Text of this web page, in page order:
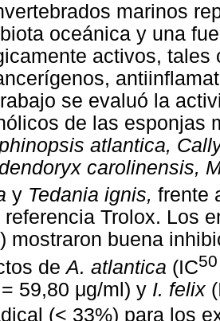
marinos
oceánica y una
activos, tales
se evaluó la
de las esponjas
atlantica,
carolinensis,
y Tedania ignis, frente
referencia Trolox. Los
mostraron buena
deA. atlantica (IC50
= 59,80 μg/ml) y I. felix
(< 33%) para los